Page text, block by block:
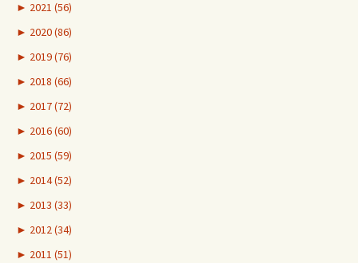
► 2021 (56)
► 2020 (86)
► 2019 (76)
► 2018 (66)
► 2017 (72)
► 2016 (60)
► 2015 (59)
► 2014 (52)
► 2013 (33)
► 2012 (34)
► 2011 (51)